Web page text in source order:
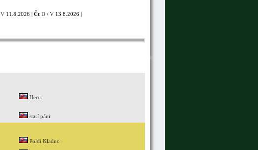
V11.8.2026 | Čt D/ V13.8.2026 |
Herci
starí páni
Poldi Kladno